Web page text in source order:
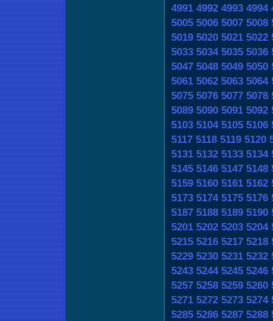
4991 4992 4993 4994
5005 5006 5007 5008
5019 5020 5021 5022
5033 5034 5035 5036
5047 5048 5049 5050
5061 5062 5063 5064
5075 5076 5077 5078
5089 5090 5091 5092
5103 5104 5105 5106
5117 5118 5119 5120
5131 5132 5133 5134
5145 5146 5147 5148
5159 5160 5161 5162
5173 5174 5175 5176
5187 5188 5189 5190
5201 5202 5203 5204
5215 5216 5217 5218
5229 5230 5231 5232
5243 5244 5245 5246
5257 5258 5259 5260
5271 5272 5273 5274
5285 5286 5287 5288